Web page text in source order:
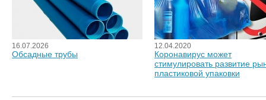
16.07.2026
Обсадные трубы
12.04.2020
Коронавирус может
стимулировать развитие
пластиковой упаковки